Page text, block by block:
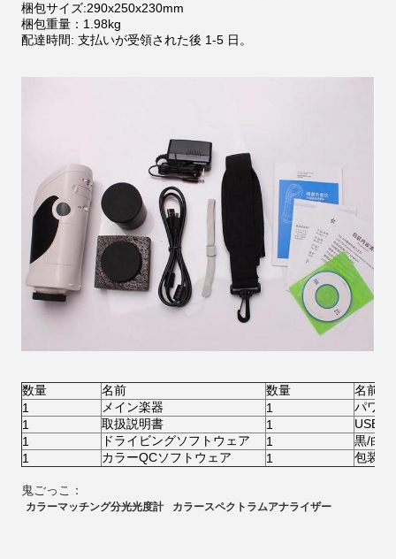
梱包サイズ:290x250x230mm
梱包重量：1.98kg
配達時間: 支払いが受領された後 1-5 日。
数量 名前 数量
名前
1
メイン楽器 1
パワー
1
取扱説明書 1
USBケ
1
ドライビングソフトウェア 1
黒/白
1
カラーQCソフトウェア 1 包装内
鬼ごっこ：
カラーマッチング分光光度計 カラースペクトラムアナライザー